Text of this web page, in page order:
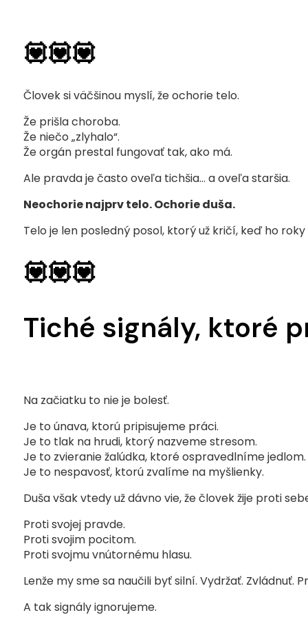
💟💟💟
Človek si väčšinou myslí, že ochorie telo.
Že prišla choroba.
Že niečo „zlyhalo“.
Že orgán prestal fungovať tak, ako má.
Ale pravda je často oveľa tichšia… a oveľa staršia.
Neochorie najprv telo. Ochorie duša.
Telo je len posledný posol, ktorý už kričí, keď ho
💟💟💟
Tiché signály, ktoré
Na začiatku to nie je bolesť.
Je to únava, ktorú pripisujeme práci.
Je to tlak na hrudi, ktorý nazveme stresom.
Je to zvieranie žalúdka, ktoré ospravedlníme jedlom.
Je to nespavosť, ktorú zvalíme na myšlienky.
Duša však vtedy už dávno vie, že človek žije proti
Proti svojej pravde.
Proti svojim pocitom.
Proti svojmu vnútornému hlasu.
Lenže my sme sa naučili byť silní. Vydržať. Zvládnuť.
A tak signály ignorujeme.